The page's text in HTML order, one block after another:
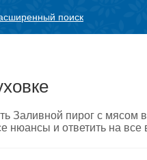
поиск
Заливной пирог с
нюансы и ответить на